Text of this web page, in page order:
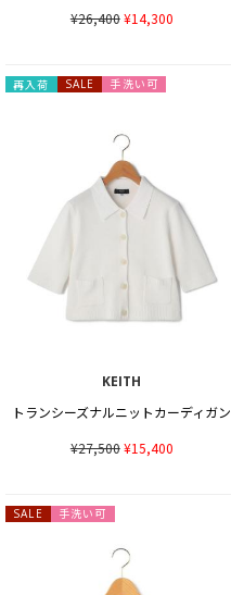
¥26,400¥14,300
再入荷 SALE 手洗い可
KEITH
トランシーズナルニットカーディガン
¥27,500¥15,400
SALE 手洗い可